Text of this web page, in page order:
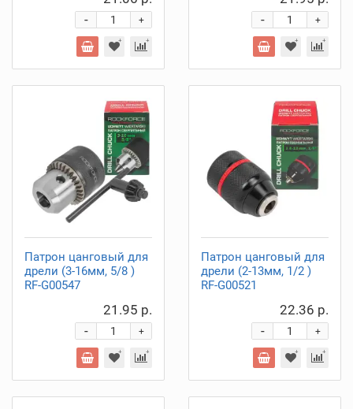
+
- +
-
Патрон цанговый для
дрели (3-16мм, 5/8 )
RF-G00547
21.95 р.
+
-
Патрон цанговый для
дрели (2-13мм, 1/2 )
RF-G00521
22.36 р.
+
-